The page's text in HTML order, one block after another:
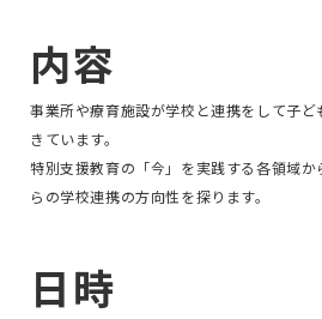
内容
事業所や療育施設が学校と連携をして子ど
きています。
特別支援教育の「今」を実践する各領域
らの学校連携の方向性を探ります。
日時